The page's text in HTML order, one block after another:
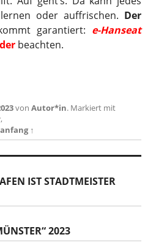
oder auffrischen. Der
garantiert: e-Hanseat
beachten.
von Autor*in. Markiert mit
,
↑
IST STADTMEISTER
2023